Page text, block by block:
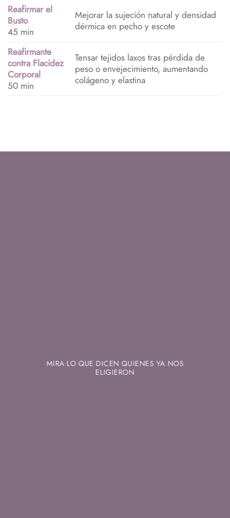
Reafirmar el
Busto
45 min
Mejorar la sujeción natural y densidad
dérmica en pecho y escote
Reafirmante
contra Flacidez
Corporal
50 min
Tensar tejidos laxos tras pérdida de
peso o envejecimiento, aumentando
colágeno y elastina
MIRA LO QUE DICEN QUIENES YA NOS
ELIGIERON